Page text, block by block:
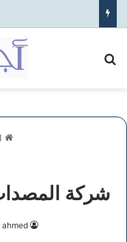
شركة
ahmed